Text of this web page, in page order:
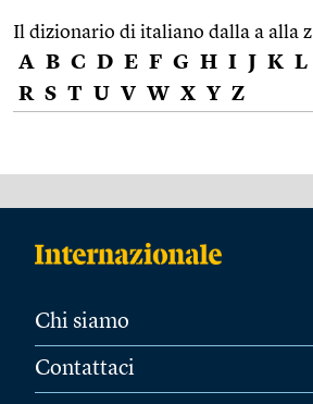
Il dizionario di italiano dalla a alla z
A B C D E F G H I J K L
R S T U V W X Y Z
Chi siamo
Contattaci